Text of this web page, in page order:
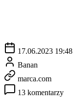
17.06.2023 19:48
Banan
marca.com
13 komentarzy